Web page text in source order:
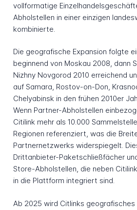
vollformatige
Abholstellen in einer einzigen
kombinierte.
Die geografische Expansion folgte
beginnend von Moskau 2008, dann
Nizhny Novgorod 2010 erreichend
auf Samara, Rostov-on-Don,
Chelyabinsk in den frühen 2010er
Wenn Partner-Abholstellen
Citilink mehr als 10.000
Regionen referenziert, was die
Partnernetzwerks widerspiegelt.
Drittanbieter-Paketschließfächer
Store-Abholstellen, die neben
in die Plattform integriert sind.
Ab 2025 wird Citlinks geografisches